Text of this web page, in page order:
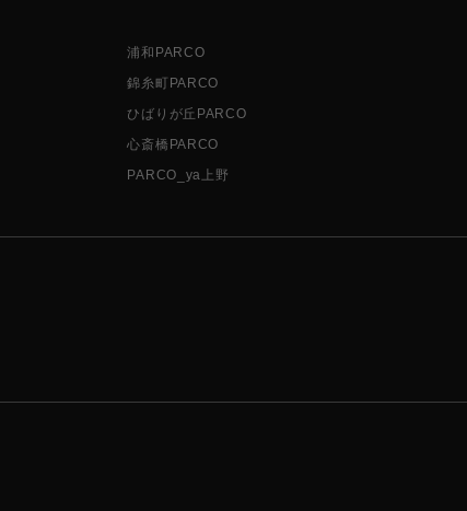
浦和PARCO
錦糸町PARCO
ひばりが丘PARCO
心斎橋PARCO
PARCO_ya上野